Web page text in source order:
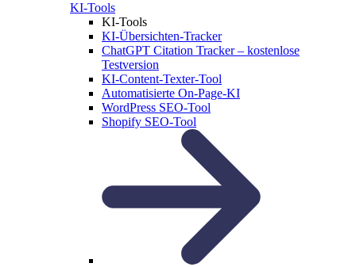
KI-Tools
KI-Tools
KI-Übersichten-Tracker
ChatGPT Citation Tracker – kostenlose
Testversion
KI-Content-Texter-Tool
Automatisierte On-Page-KI
WordPress SEO-Tool
Shopify SEO-Tool